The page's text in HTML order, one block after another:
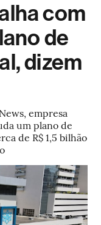
com
de
dizem
empresa
um plano de
de R$ 1,5 bilhão